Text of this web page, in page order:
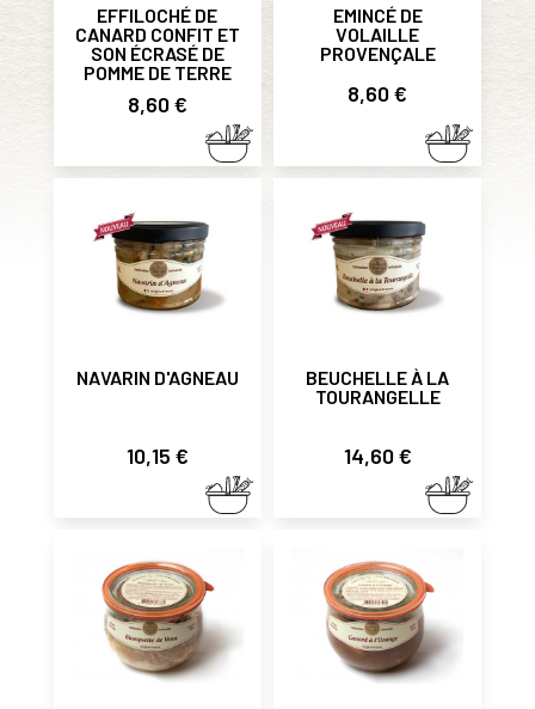
EFFILOCHÉ DE
CANARD CONFIT ET
SON ÉCRASÉ DE
POMME DE TERRE
Prix
8,60 €
EMINCÉ DE
VOLAILLE
PROVENÇALE
Prix
8,60 €
NAVARIN D'AGNEAU
Prix
10,15 €
BEUCHELLE À LA
TOURANGELLE
Prix
14,60 €